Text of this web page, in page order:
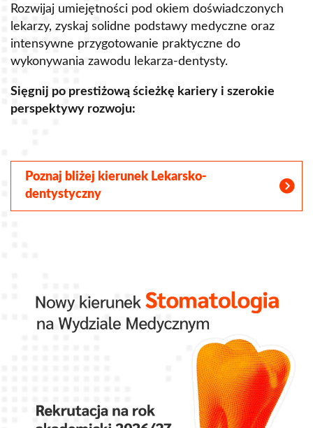
Rozwijaj umiejętności pod okiem doświadczonych
lekarzy, zyskaj solidne podstawy medyczne oraz
intensywne przygotowanie praktyczne do
wykonywania zawodu lekarza-dentysty.
Sięgnij po prestiżową ścieżkę kariery i szerokie
perspektywy rozwoju:
Poznaj bliżej kierunek Lekarsko-
dentystyczny